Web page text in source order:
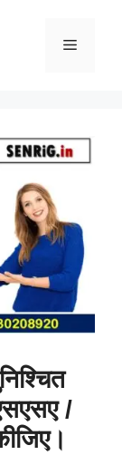
Menu
/